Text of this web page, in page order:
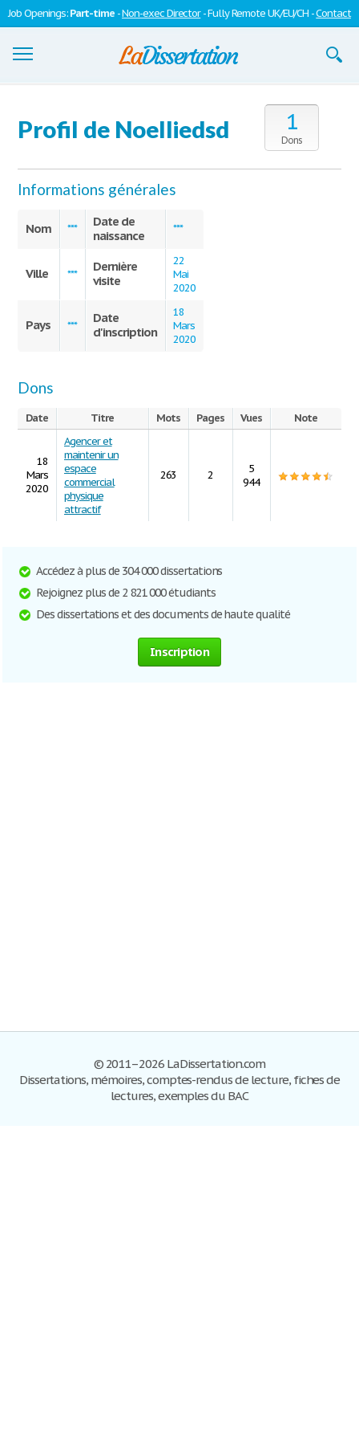
Job Openings:Part-time -Non-exec Director- Fully Remote UK/EU/CH -Contact
S'inscrire
Se connecter
1
Dons
Profil de Noelliedsd
Informations générales
Nom ***
Date de
naissance
***
Ville ***
Dernière
visite
22
Mai
2020
Pays ***
Date
d'inscription
18
Mars
2020
Dons
Date Titre Mots Pages Vues Note
18
Mars
2020
Agencer et
maintenir un
espace
commercial
physique
attractif
263 2
5
944
Accédez à plus de 304 000 dissertations
Rejoignez plus de 2 821 000 étudiants
Des dissertations et des documents de haute qualité
Inscription
© 2011–2026 LaDissertation.com
Dissertations, mémoires, comptes-rendus de lecture, fiches de
lectures, exemples du BAC